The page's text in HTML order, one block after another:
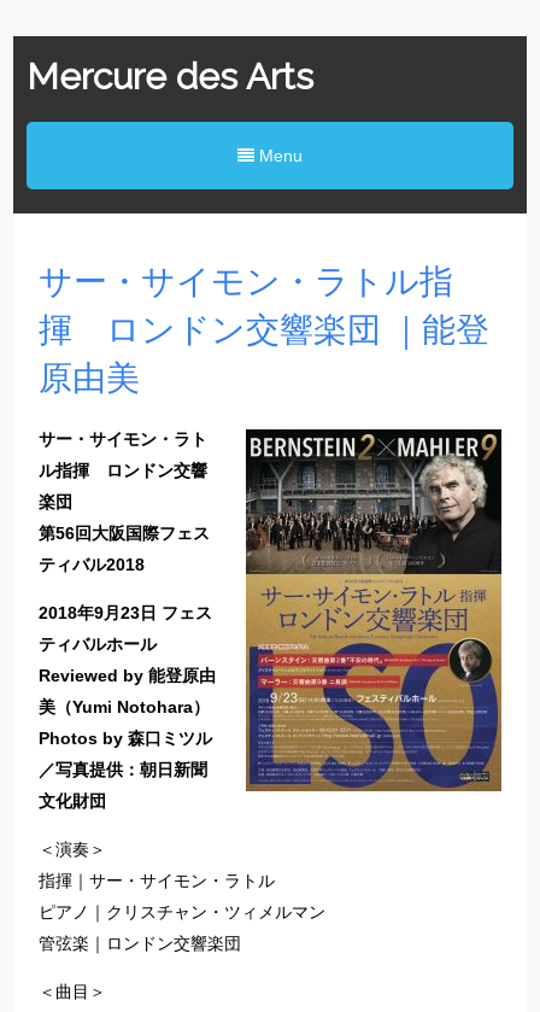
Mercure des Arts
Menu
サー・サイモン・ラトル指
揮 ロンドン交響楽団 ｜能登
原由美
サー・サイモン・ラト
ル指揮 ロンドン交響
楽団
第56回大阪国際フェス
ティバル2018
2018年9月23日 フェス
ティバルホール
Reviewed by 能登原由
美（Yumi Notohara）
Photos by 森口ミツル
／写真提供：朝日新聞
文化財団
＜演奏＞
指揮｜サー・サイモン・ラトル
ピアノ｜クリスチャン・ツィメルマン
管弦楽｜ロンドン交響楽団
＜曲目＞